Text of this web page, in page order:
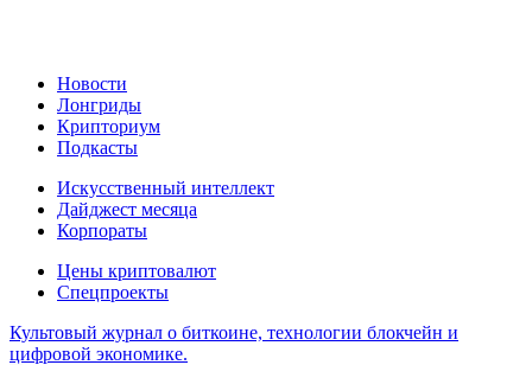
Новости
Лонгриды
Крипториум
Подкасты
Искусственный интеллект
Дайджест месяца
Корпораты
Цены криптовалют
Спецпроекты
Культовый журнал о биткоине, технологии блокчейн и
цифровой экономике.